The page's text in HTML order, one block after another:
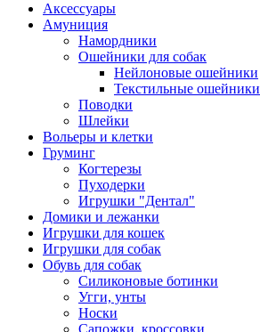
Аксессуары
Амуниция
Намордники
Ошейники для собак
Нейлоновые ошейники
Текстильные ошейники
Поводки
Шлейки
Вольеры и клетки
Груминг
Когтерезы
Пуходерки
Игрушки "Дентал"
Домики и лежанки
Игрушки для кошек
Игрушки для собак
Обувь для собак
Силиконовые ботинки
Угги, унты
Носки